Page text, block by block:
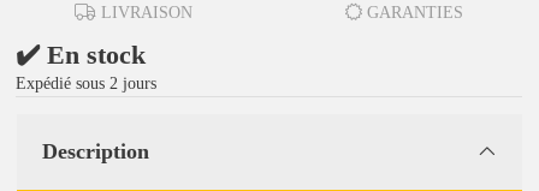
LIVRAISON GARANTIES
✔️ En stock
Expédié sous 2 jours
Description